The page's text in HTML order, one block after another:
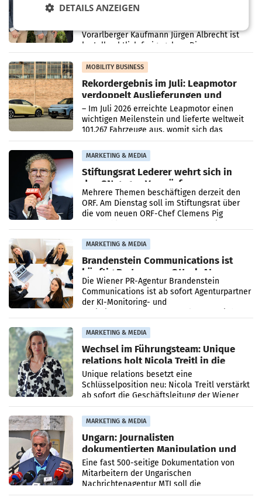
Albrecht setzt ab 1.1.2027 auf Adeg
WIENER NEUDORF. – Die geplante
Vorarlberger Kaufmann Jürgen Albrecht ist
kartellrechtlich freigegeben: Die
Bundeswettbewerbsbehörde und der
Bundeskartellanwalt
MOBILITY BUSINESS
Rekordergebnis im Juli: Leapmotor
verdoppelt Auslieferungen und
überschreitet die 100.000er-Marke
– Im Juli 2026 erreichte Leapmotor einen
wichtigen Meilenstein und lieferte weltweit
101.267 Fahrzeuge aus, womit sich das
Ergebnis gegenüber Juli 2025 mehr als
verdoppelte (+102
MARKETING & MEDIA
Stiftungsrat Lederer wehrt sich in
den SN gegen Vorwürfe
Mehrere Themen beschäftigen derzeit den
ORF. Am Dienstag soll im Stiftungsrat über
die vom neuen ORF-Chef Clemens Pig
MARKETING & MEDIA
Brandenstein Communications ist
künftig Partner von OtterlyAI
Die Wiener PR-Agentur Brandenstein
Communications ist ab sofort Agenturpartner
der KI-Monitoring- und
MARKETING & MEDIA
Wechsel im Führungsteam: Unique
relations holt Nicola Treitl in die
Geschäftsleitung
Unique relations besetzt eine
Schlüsselposition neu: Nicola Treitl verstärkt
ab sofort die Geschäftsleitung der Wiener
PR-Agentur an der Seite von Josef Kalina und
Anna Kalina-Mahr.
MARKETING & MEDIA
Ungarn: Journalisten
dokumentierten Manipulation und
Zensur
Eine fast 500-seitige Dokumentation von
Mitarbeitern der Ungarischen
Nachrichtenagentur MTI soll die
systematische Nachrichten-Manipulation und
DETAILS ANZEIGEN